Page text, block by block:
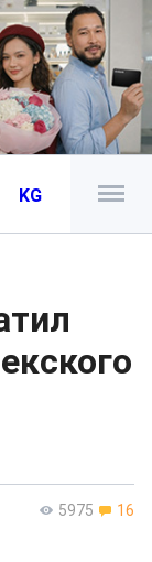
KG
5975 16